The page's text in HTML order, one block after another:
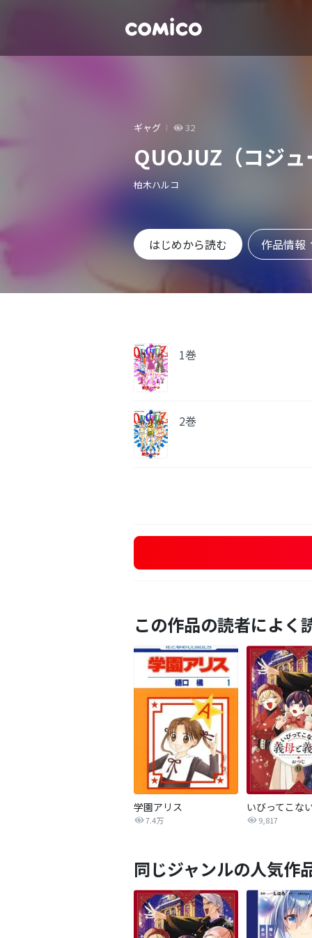
ギャグ 32
QUOJUZ（コジ
柏木ハルコ
はじめから読む 作品情報
1巻
2巻
この作品の読者によく
学園アリス
7.4万 9,817
同じジャンルの人気作